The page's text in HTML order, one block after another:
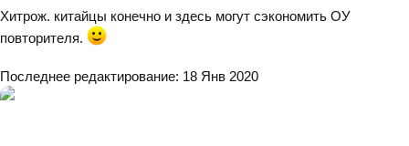
Хитрож. китайцы конечно и здесь могут сэкономить ОУ
повторителя.
Последнее редактирование: 18 Янв 2020